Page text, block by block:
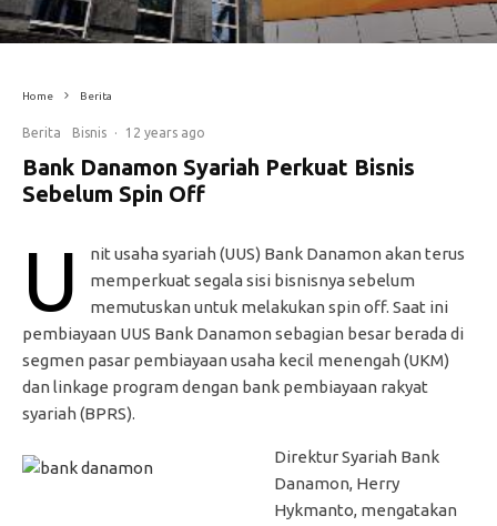
Home Berita
Berita Bisnis · 12 years ago
Bank Danamon Syariah Perkuat Bisnis
Sebelum Spin Off
U
nit usaha syariah (UUS) Bank Danamon akan terus
memperkuat segala sisi bisnisnya sebelum
memutuskan untuk melakukan spin off. Saat ini
pembiayaan UUS Bank Danamon sebagian besar berada di
segmen pasar pembiayaan usaha kecil menengah (UKM)
dan linkage program dengan bank pembiayaan rakyat
syariah (BPRS).
Direktur Syariah Bank
Danamon, Herry
Hykmanto, mengatakan